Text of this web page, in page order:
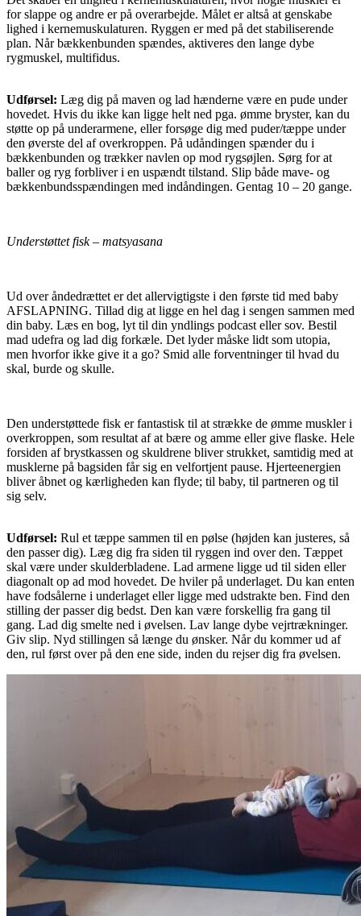
for slappe og andre er på overarbejde. Målet er altså at genskabe
lighed i kernemuskulaturen. Ryggen er med på det stabiliserende
plan. Når bækkenbunden spændes, aktiveres den lange dybe
rygmuskel, multifidus.
Udførsel: Læg dig på maven og lad hænderne være en pude under
hovedet. Hvis du ikke kan ligge helt ned pga. ømme bryster, kan du
støtte op på underarmene, eller forsøge dig med puder/tæppe under
den øverste del af overkroppen. På udåndingen spænder du i
bækkenbunden og trækker navlen op mod rygsøjlen. Sørg for at
baller og ryg forbliver i en uspændt tilstand. Slip både mave- og
bækkenbundsspændingen med indåndingen. Gentag 10 – 20 gange.
Understøttet fisk – matsyasana
Ud over åndedrættet er det allervigtigste i den første tid med baby
AFSLAPNING. Tillad dig at ligge en hel dag i sengen sammen med
din baby. Læs en bog, lyt til din yndlings podcast eller sov. Bestil
mad udefra og lad dig forkæle. Det lyder måske lidt som utopia,
men hvorfor ikke give it a go? Smid alle forventninger til hvad du
skal, burde og skulle.
Den understøttede fisk er fantastisk til at strække de ømme muskler i
overkroppen, som resultat af at bære og amme eller give flaske. Hele
forsiden af brystkassen og skuldrene bliver strukket, samtidig med at
musklerne på bagsiden får sig en velfortjent pause. Hjerteenergien
bliver åbnet og kærligheden kan flyde; til baby, til partneren og til
sig selv.
Udførsel: Rul et tæppe sammen til en pølse (højden kan justeres, så
den passer dig). Læg dig fra siden til ryggen ind over den. Tæppet
skal være under skulderbladene. Lad armene ligge ud til siden eller
diagonalt op ad mod hovedet. De hviler på underlaget. Du kan enten
have fodsålerne i underlaget eller ligge med udstrakte ben. Find den
stilling der passer dig bedst. Den kan være forskellig fra gang til
gang. Lad dig smelte ned i øvelsen. Lav lange dybe vejrtrækninger.
Giv slip. Nyd stillingen så længe du ønsker. Når du kommer ud af
den, rul først over på den ene side, inden du rejser dig fra øvelsen.